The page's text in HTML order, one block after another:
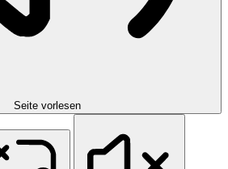
Seite vorlesen